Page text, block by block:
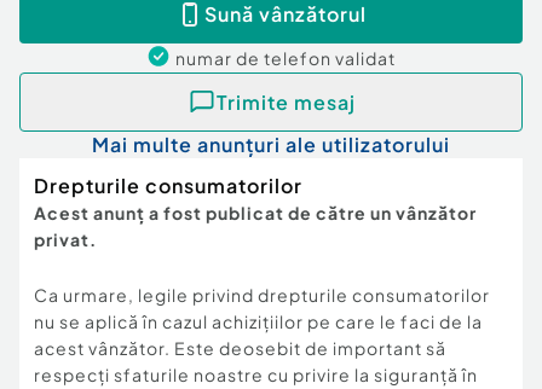
Sună vânzătorul
numar de telefon validat
Trimite mesaj
Mai multe anunțuri ale utilizatorului
Drepturile consumatorilor
Acest anunț a fost publicat de către un vânzător
privat.
Ca urmare, legile privind drepturile consumatorilor
nu se aplică în cazul achizițiilor pe care le faci de la
acest vânzător. Este deosebit de important să
respecți sfaturile noastre cu privire la siguranță în